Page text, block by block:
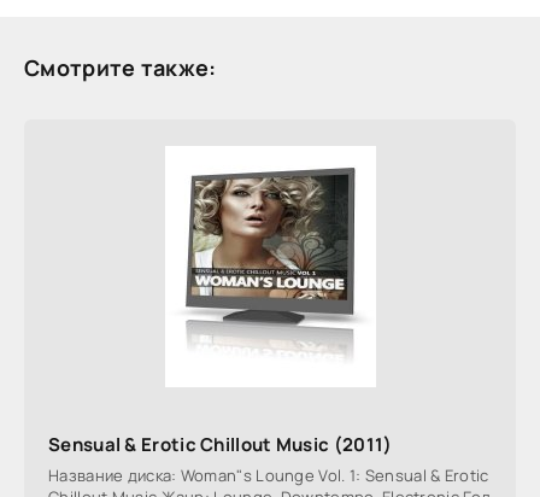
Смотрите также:
Sensual & Erotic Chillout Music (2011)
Название диска: Woman"s Lounge Vol. 1: Sensual & Erotic